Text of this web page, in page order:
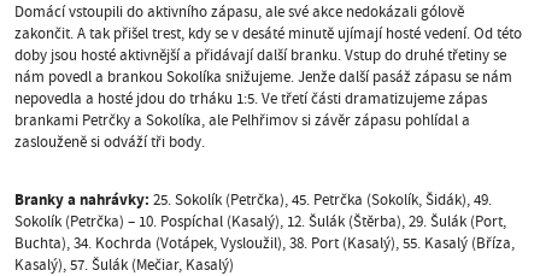
Domácí vstoupili do aktivního zápasu, ale své akce nedokázali gólově
zakončit.A tak přišel trest, kdy se v desáté minutě ujímají hosté vedení.Od této
doby jsou hosté aktivnější a přidávají další branku.Vstup do druhé třetiny se
nám povedl a brankou Sokolíka snižujeme.Jenže další pasáž zápasu se nám
nepovedla a hosté jdou do trháku 1:5.Ve třetí části dramatizujeme zápas
brankami Petrčky a Sokolíka, ale Pelhřimov si závěr zápasu pohlídal a
zaslouženě si odváží tři body.
Branky a nahrávky: 25. Sokolík (Petrčka), 45. Petrčka (Sokolík, Šidák), 49.
Sokolík (Petrčka) – 10. Pospíchal (Kasalý), 12. Šulák (Štěrba), 29. Šulák (Port,
Buchta), 34. Kochrda (Votápek, Vysloužil), 38. Port (Kasalý), 55. Kasalý (Bříza,
Kasalý), 57. Šulák (Mečiar, Kasalý)